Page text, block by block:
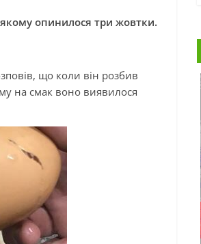
якому опинилося три жовтки.
що коли він розбив
на смак воно виявилося